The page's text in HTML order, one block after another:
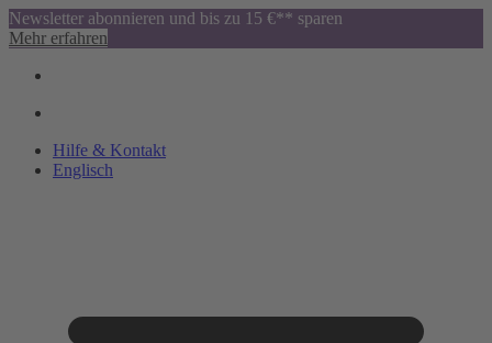
Newsletter abonnieren und bis zu 15 €** sparen
Mehr erfahren
Hilfe & Kontakt
Englisch